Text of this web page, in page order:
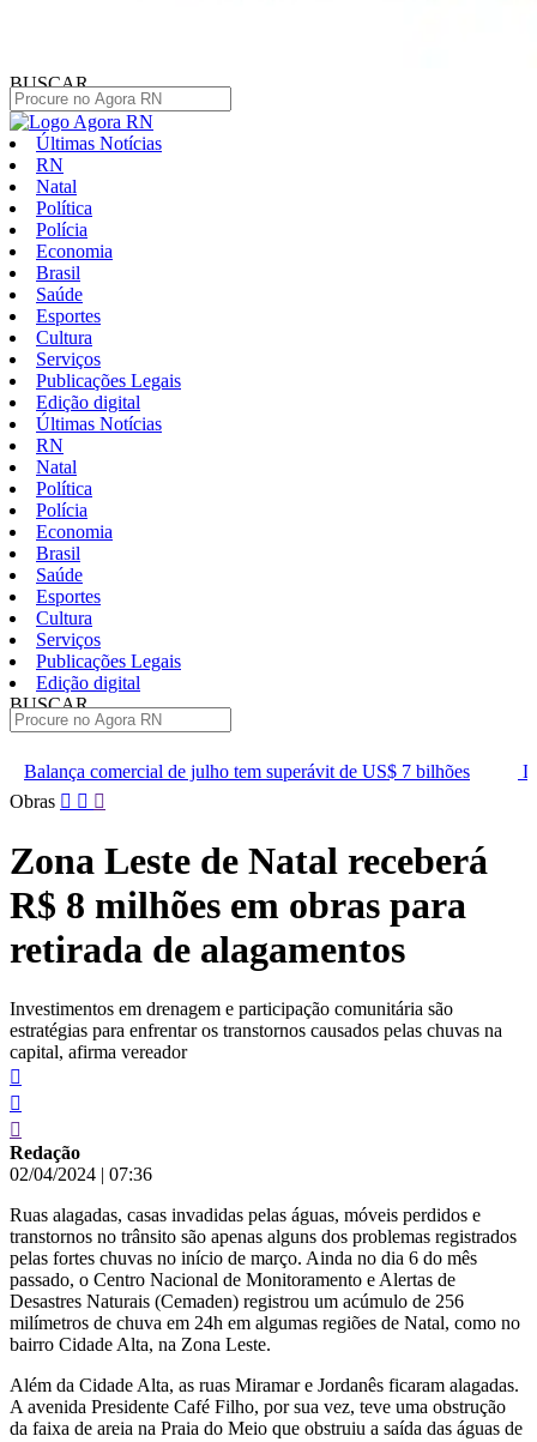
BUSCAR
Últimas Notícias
RN
Natal
Política
Polícia
Economia
Brasil
Saúde
Esportes
Cultura
Serviços
Publicações Legais
Edição digital
Últimas Notícias
RN
Natal
Política
Polícia
Economia
Brasil
Saúde
Esportes
Cultura
Serviços
Publicações Legais
Edição digital
BUSCAR
julho tem superávit de US$ 7 bilhões
Lei que aumenta
Pular
conteúdo
Obras
Zona Leste de Natal receberá
R$ 8 milhões em obras para
retirada de alagamentos
Investimentos em drenagem e participação comunitária são
estratégias para enfrentar os transtornos causados pelas chuvas na
capital, afirma vereador
Redação
02/04/2024 | 07:36
Ruas alagadas, casas invadidas pelas águas, móveis perdidos e
transtornos no trânsito são apenas alguns dos problemas registrados
pelas fortes chuvas no início de março. Ainda no dia 6 do mês
passado, o Centro Nacional de Monitoramento e Alertas de
Desastres Naturais (Cemaden) registrou um acúmulo de 256
milímetros de chuva em 24h em algumas regiões de Natal, como no
bairro Cidade Alta, na Zona Leste.
Além da Cidade Alta, as ruas Miramar e Jordanês ficaram alagadas.
A avenida Presidente Café Filho, por sua vez, teve uma obstrução
da faixa de areia na Praia do Meio que obstruiu a saída das águas de